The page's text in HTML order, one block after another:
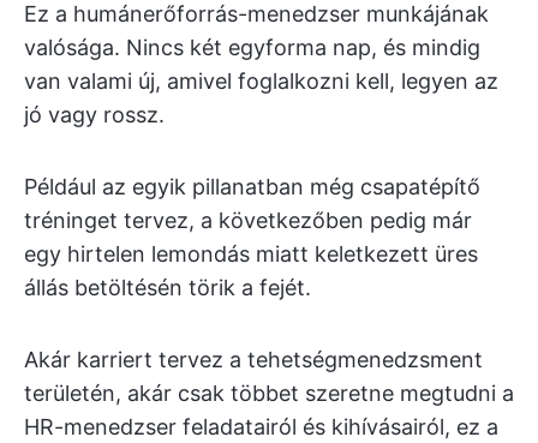
Ez a humánerőforrás-menedzser munkájának
valósága. Nincs két egyforma nap, és mindig
van valami új, amivel foglalkozni kell, legyen az
jó vagy rossz.
Például az egyik pillanatban még csapatépítő
tréninget tervez, a következőben pedig már
egy hirtelen lemondás miatt keletkezett üres
állás betöltésén törik a fejét.
Akár karriert tervez a tehetségmenedzsment
területén, akár csak többet szeretne megtudni a
HR-menedzser feladatairól és kihívásairól, ez a